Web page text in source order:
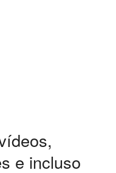
e incluso